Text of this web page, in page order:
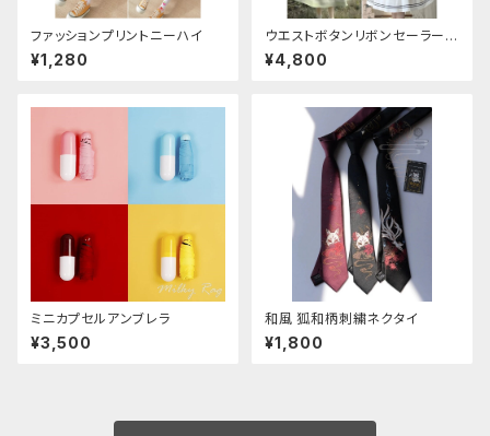
ファッションプリントニーハイ
¥1,280
ウエストボタンリボンセーラーワ
ンピース
¥4,800
ミニカプセルアンブレラ
¥3,500
和風 狐和柄刺繍ネクタイ
¥1,800